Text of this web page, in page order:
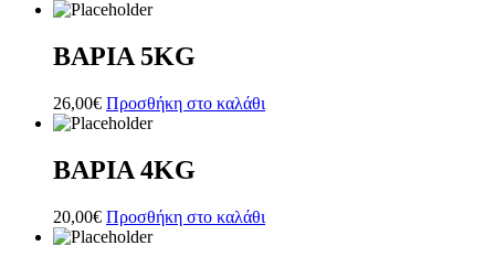
ΒΑΡΙΑ 5ΚG
26,00€ Προσθήκη στο καλάθι
ΒΑΡΙΑ 4ΚG
20,00€ Προσθήκη στο καλάθι